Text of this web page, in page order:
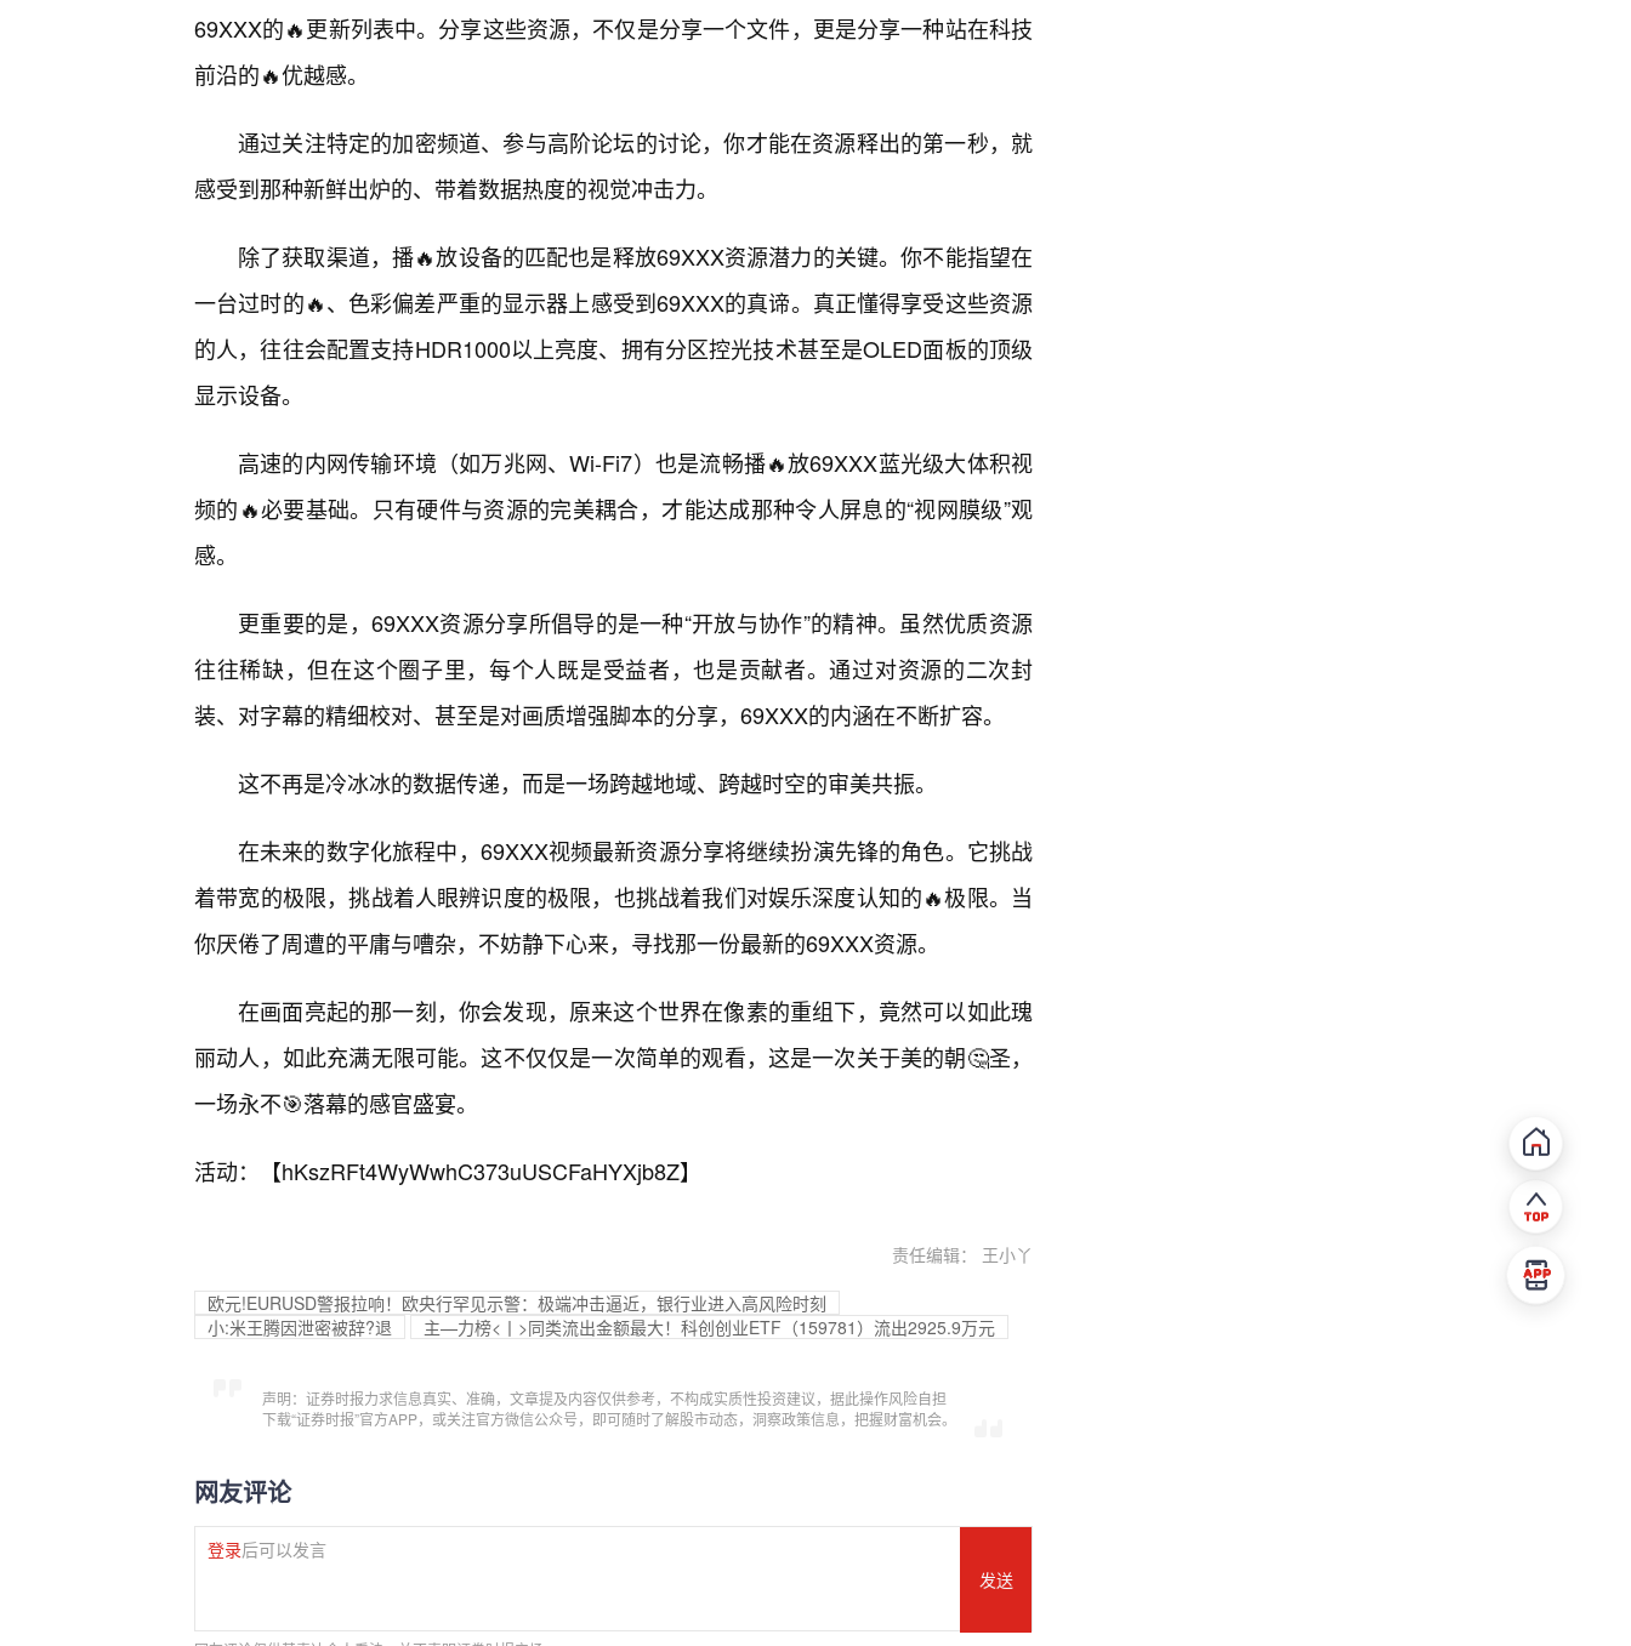
69XXX的🔥更新列表中。分享这些资源，不仅是分享一个文件，更是分享一种站在科技
前沿的🔥优越感。
通过关注特定的加密频道、参与高阶论坛的讨论，你才能在资源释出的第一秒，就
感受到那种新鲜出炉的、带着数据热度的视觉冲击力。
除了获取渠道，播🔥放设备的匹配也是释放69XXX资源潜力的关键。你不能指望在
一台过时的🔥、色彩偏差严重的显示器上感受到69XXX的真谛。真正懂得享受这些资源
的人，往往会配置支持HDR1000以上亮度、拥有分区控光技术甚至是OLED面板的顶级
显示设备。
高速的内网传输环境（如万兆网、Wi-Fi7）也是流畅播🔥放69XXX蓝光级大体积视
频的🔥必要基础。只有硬件与资源的完美耦合，才能达成那种令人屏息的“视网膜级”观
感。
更重要的是，69XXX资源分享所倡导的是一种“开放与协作”的精神。虽然优质资源
往往稀缺，但在这个圈子里，每个人既是受益者，也是贡献者。通过对资源的二次封
装、对字幕的精细校对、甚至是对画质增强脚本的分享，69XXX的内涵在不断扩容。
这不再是冷冰冰的数据传递，而是一场跨越地域、跨越时空的审美共振。
在未来的数字化旅程中，69XXX视频最新资源分享将继续扮演先锋的角色。它挑战
着带宽的极限，挑战着人眼辨识度的极限，也挑战着我们对娱乐深度认知的🔥极限。当
你厌倦了周遭的平庸与嘈杂，不妨静下心来，寻找那一份最新的69XXX资源。
在画面亮起的那一刻，你会发现，原来这个世界在像素的重组下，竟然可以如此瑰
丽动人，如此充满无限可能。这不仅仅是一次简单的观看，这是一次关于美的朝🤔圣，
一场永不🎯落幕的感官盛宴。
活动：【hKszRFt4WyWwhC373uUSCFaHYXjb8Z】
责任编辑： 王小丫
欧元!EURUSD警报拉响！欧央行罕见示警：极端冲击逼近，银行业进入高风险时刻
小:米王腾因泄密被辞?退
主—力榜<丨>同类流出金额最大！科创创业ETF（159781）流出2925.9万元
声明：证券时报力求信息真实、准确，文章提及内容仅供参考，不构成实质性投资建议，据此操作风险自担
下载“证券时报”官方APP，或关注官方微信公众号，即可随时了解股市动态，洞察政策信息，把握财富机会。
网友评论
登录后可以发言
发送